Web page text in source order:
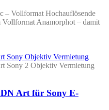
– Vollformat Hochauflösende
Anamorphot – damit
Art für Sony E-